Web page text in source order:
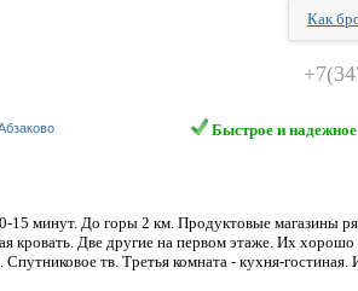
Как
Быстрое и
15 минут. До горы 2 км. Продуктовые магазины
кровать. Две другие на первом этаже. Их хорошо
тв. Третья комната - кухня-гостиная.
мест: 10 + 1 (кресло). В доме туалет, душ.